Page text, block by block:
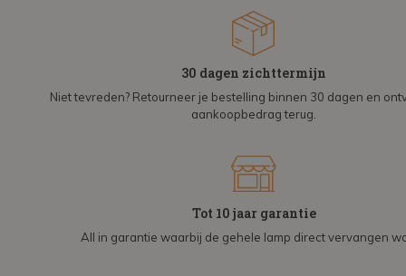
30 dagen zichttermijn
Niet tevreden? Retourneer je bestelling binnen 30 dagen en
aankoopbedrag terug.
Tot 10 jaar garantie
All in garantie waarbij de gehele lamp direct vervangen